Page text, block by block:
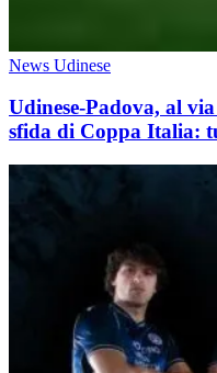
News Udinese
Udinese-Padova, al
sfida di Coppa Italia: